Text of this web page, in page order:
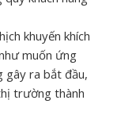
khuyến khích
muốn ứng
gây ra bắt đầu,
trường thành